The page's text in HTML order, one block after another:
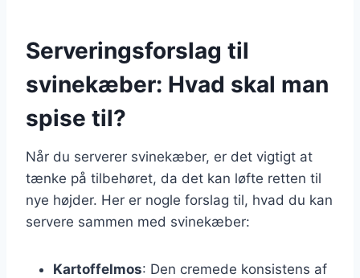
Serveringsforslag til
svinekæber: Hvad skal man
spise til?
Når du serverer svinekæber, er det vigtigt at
tænke på tilbehøret, da det kan løfte retten til
nye højder. Her er nogle forslag til, hvad du kan
servere sammen med svinekæber:
Kartoffelmos: Den cremede konsistens af